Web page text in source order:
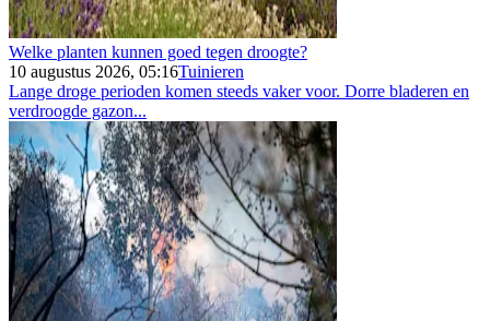
Welke planten kunnen goed tegen droogte?
10 augustus 2026, 05:16Tuinieren
Lange droge perioden komen steeds vaker voor. Dorre bladeren en
verdroogde gazon...